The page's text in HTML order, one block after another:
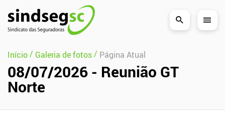
Pular Navegação (s)
Início/ Galeria de fotos/ Página Atual
08/07/2026 - Reunião GT
Norte